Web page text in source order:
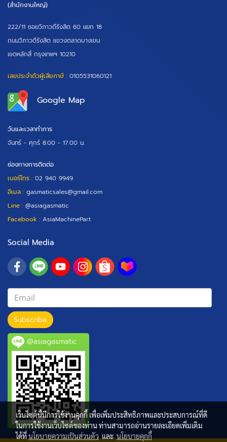
(สำนักงานใหญ่)
222/11 ซอยวิภาวดีรังสิต 60 แยก 18
ถนนวิภาวดีรังสิต แขวงตลาดบางเขน
เขตหลักสี่ กรุงเทพฯ 10210
เลขประจำตัวผู้เสียภาษี : 0105531060121
Google Map
วันและเวลาทำการ
จันทร์ - ศุกร์ 8.00 - 17.00 น.
ช่องทางการติดต่อ
เบอร์โทร : 02 940 9949
อีเมล : gasmaticsales@gmail.com
Line : @asiagasmatic
Facebook : AsiaMachinePart
Social Media
Subscribe
@asiagasmatic
เว็บไซต์นี้มีการใช้งานคุกกี้ เพื่อเพิ่มประสิทธิภาพและประสบการณ์ที่ดี
ในการใช้งานเว็บไซต์ของท่าน ท่านสามารถอ่านรายละเอียดเพิ่มเติม
ได้ที่นโยบายความเป็นส่วนตัว และ นโยบายคุกกี้